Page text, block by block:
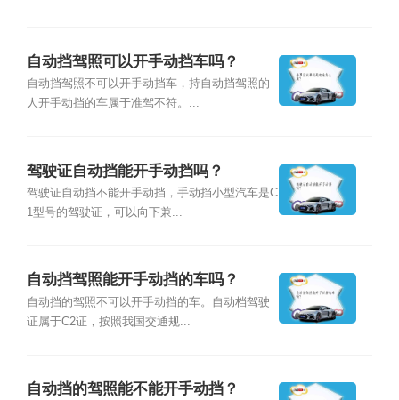
自动挡驾照可以开手动挡车吗？
自动挡驾照不可以开手动挡车，持自动挡驾照的
人开手动挡的车属于准驾不符。...
驾驶证自动挡能开手动挡吗？
驾驶证自动挡不能开手动挡，手动挡小型汽车是C
1型号的驾驶证，可以向下兼...
自动挡驾照能开手动挡的车吗？
自动挡的驾照不可以开手动挡的车。自动档驾驶
证属于C2证，按照我国交通规...
自动挡的驾照能不能开手动挡？